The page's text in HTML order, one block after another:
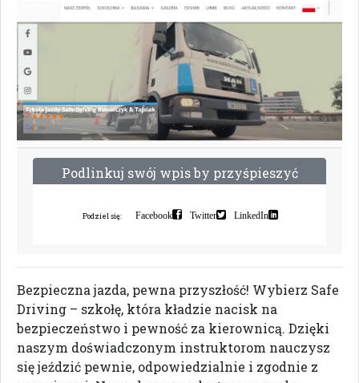
Podlinkuj swój wpisby przyśpieszyć
Podziel się: Facebook Twitter LinkedIn
Bezpieczna jazda, pewna przyszłość! Wybierz Safe
Driving – szkołę, która kładzie nacisk na
bezpieczeństwo i pewność za kierownicą. Dzięki
naszym doświadczonym instruktorom nauczysz
się jeździć pewnie, odpowiedzialnie i zgodnie z